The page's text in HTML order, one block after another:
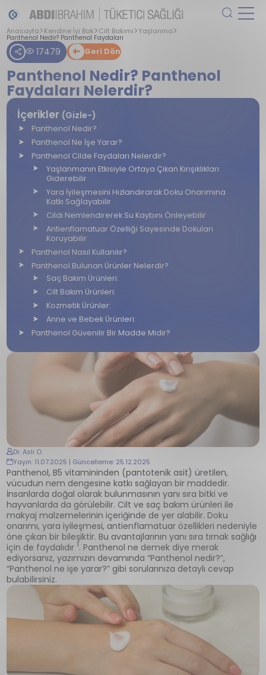
Anasayfa Kendine İyi Bak Cilt Bakımı Yaşlanma
Panthenol Nedir? Panthenol Faydaları
17479 Geri Dön
Panthenol Nedir? Panthenol
Faydaları Nelerdir?
Dr. Aslı O.
Yayın: 11.07.2025 | Güncelleme: 25.12.2025
Panthenol, B5 vitamininden (pantotenik asit) üretilen,
vücudun nem dengesine katkı sağlayan bir maddedir.
İnsanlarda doğal olarak bulunmasının yanı sıra bitki ve
hayvanlarda da görülebilir. Cilt ve saç bakım ürünleri ile
makyaj malzemelerinin içeriğinde de yer alabilir. Doku
onarımı, yara iyileşmesi, antienflamatuar özellikleri nedeniyle
öne çıkan bir bileşiktir. Bu avantajlarının yanı sıra tırnak sağlığı
için de faydalıdır 1. Panthenol ne demek diye merak
ediyorsanız, yazımızın devamında “Panthenol nedir?”,
“Panthenol ne işe yarar?” gibi sorularınıza detaylı cevap
bulabilirsiniz.
İçerikler (Gizle-)
Panthenol Nedir?
Panthenol Ne İşe Yarar?
Panthenol Cilde Faydaları Nelerdir?
Yaşlanmanın Etkisiyle Ortaya Çıkan Kırışıklıkları
Giderebilir
Yara İyileşmesini Hızlandırarak Doku Onarımına
Katkı Sağlayabilir
Cildi Nemlendirerek Su Kaybını Önleyebilir
Antienflamatuar Özelliği Sayesinde Dokuları
Koruyabilir
Panthenol Nasıl Kullanılır?
Panthenol Bulunan Ürünler Nelerdir?
Saç Bakım Ürünleri:
Cilt Bakım Ürünleri:
Kozmetik Ürünler:
Anne ve Bebek Ürünleri:
Panthenol Güvenilir Bir Madde Midir?